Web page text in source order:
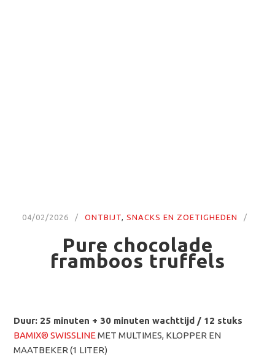
04/02/2026 ONTBIJT, SNACKS EN ZOETIGHEDEN
Pure chocolade
framboos truffels
Duur: 25 minuten + 30 minuten wachttijd / 12 stuks
BAMIX® SWISSLINE MET MULTIMES, KLOPPER EN
MAATBEKER (1 LITER)